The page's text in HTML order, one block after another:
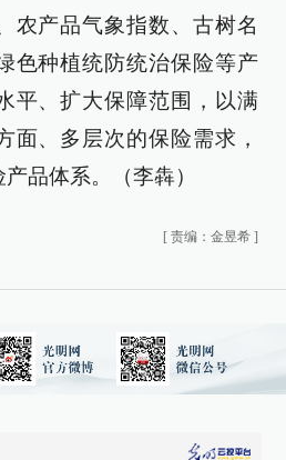
农产品气象指数、古树名
色种植统防统治保险等产
平、扩大保障范围，以满
面、多层次的保险需求，
品体系。（李犇）
[ 责编：金昱希 ]